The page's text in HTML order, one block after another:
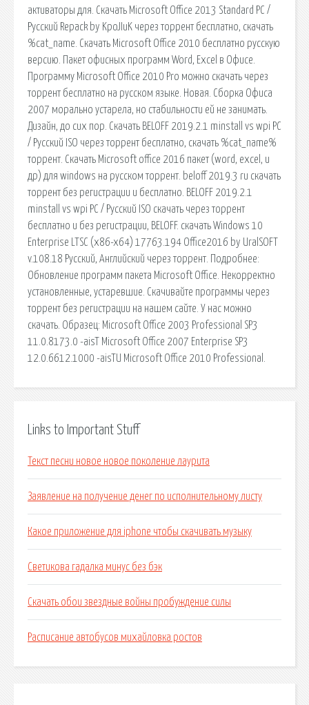
активаторы для. Скачать Microsoft Office 2013 Standard PC /
Русский Repack by KpoJIuK через торрент бесплатно, скачать
%cat_name. Скачать Microsoft Office 2010 бесплатно русскую
версию. Пакет офисных программ Word, Excel в Офисе.
Программу Microsoft Office 2010 Pro можно скачать через
торрент бесплатно на русском языке. Новая. Сборка Офиса
2007 морально устарела, но стабильности ей не занимать.
Дизайн, до сих пор. Скачать BELOFF 2019.2.1 minstall vs wpi PC
/ Русский ISO через торрент бесплатно, скачать %cat_name%
торрент. Скачать Microsoft office 2016 пакет (word, excel, и
др) для windows на русском торрент. beloff 2019.3 ru скачать
торрент без регистрации и бесплатно. BELOFF 2019.2.1
minstall vs wpi PC / Русский ISO скачать через торрент
бесплатно и без регистрации, BELOFF. скачать Windows 10
Enterprise LTSC (x86-x64) 17763.194 Office2016 by UralSOFT
v.108.18 Русский, Английский через торрент. Подробнее:
Обновление программ пакета Microsoft Office. Некорректно
установленные, устаревшие. Скачивайте программы через
торрент без регистрации на нашем сайте. У нас можно
скачать. Образец: Microsoft Office 2003 Professional SP3
11.0.8173.0 -aisT Microsoft Office 2007 Enterprise SP3
12.0.6612.1000 -aisTU Microsoft Office 2010 Professional.
Links to Important Stuff
Текст песни новое новое поколение лаурита
Заявление на получение денег по исполнительному листу
Какое приложение для iphone чтобы скачивать музыку
Светикова гадалка минус без бэк
Скачать обои звездные войны пробуждение силы
Расписание автобусов михайловка ростов